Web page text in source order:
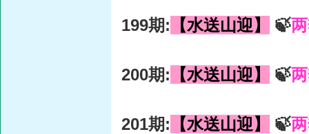
199期: 【水送山迎】 🍃
200期: 【水送山迎】 🍃
201期: 【水送山迎】 🍃